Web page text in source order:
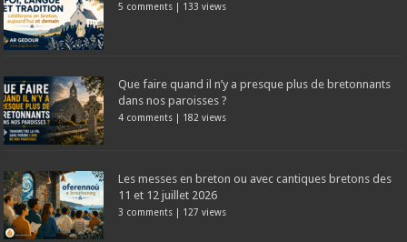
5 comments | 133 views
Que faire quand il n’y a presque plus de bretonnants
dans nos paroisses ?
4 comments | 182 views
Les messes en breton ou avec cantiques bretons des
11 et 12 juillet 2026
3 comments | 127 views